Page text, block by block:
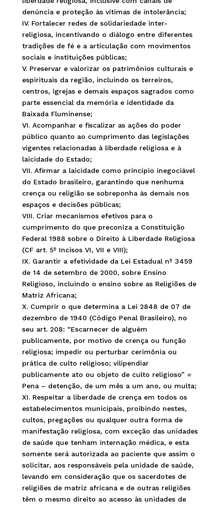
denúncia e proteção às vítimas de intolerância;
IV. Fortalecer redes de solidariedade inter-
religiosa, incentivando o diálogo entre diferentes
tradições de fé e a articulação com movimentos
sociais e instituições públicas;
V. Preservar e valorizar os patrimônios culturais e
espirituais da região, incluindo os terreiros,
centros, igrejas e demais espaços sagrados como
parte essencial da memória e identidade da
Baixada Fluminense;
VI. Acompanhar e fiscalizar as ações do poder
público quanto ao cumprimento das legislações
vigentes relacionadas à liberdade religiosa e à
laicidade do Estado;
VII. Afirmar a laicidade como princípio inegociável
do Estado brasileiro, garantindo que nenhuma
crença ou religião se sobreponha às demais nos
espaços e decisões públicas;
VIII. Criar mecanismos efetivos para o
cumprimento do que preconiza a Constituição
Federal 1988 sobre o Direito à Liberdade Religiosa
(CF art. 5º Incisos VI, VII e VIII);
IX. Garantir a efetividade da Lei Estadual nº 3459
de 14 de setembro de 2000, sobre Ensino
Religioso, incluindo o ensino sobre as Religiões de
Matriz Africana;
X. Cumprir o que determina a Lei 2848 de 07 de
dezembro de 1940 (Código Penal Brasileiro), no
seu art. 208: “Escarnecer de alguém
publicamente, por motivo de crença ou função
religiosa; impedir ou perturbar cerimônia ou
prática de culto religioso; vilipendiar
publicamente ato ou objeto de culto religioso” =
Pena – detenção, de um mês a um ano, ou multa;
XI. Respeitar a liberdade de crença em todos os
estabelecimentos municipais, proibindo nestes,
cultos, pregações ou qualquer outra forma de
manifestação religiosa, com exceção das unidades
de saúde que tenham internação médica, e esta
somente será autorizada ao paciente que assim o
solicitar, aos responsáveis pela unidade de saúde,
levando em consideração que os sacerdotes de
religiões de matriz africana e de outras religiões
têm o mesmo direito ao acesso às unidades de